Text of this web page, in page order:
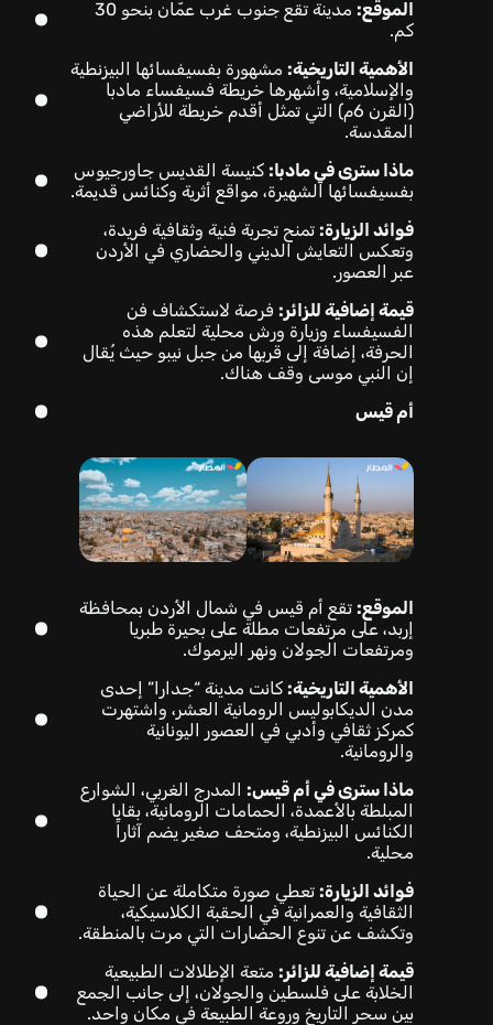
الموقع:
مدينة تقع جنوب غرب عمّان بنحو 30
كم.
الأهمية التاريخية: مشهورة بفسيفسائها البيزنطية
والإسلامية، وأشهرها خريطة فسيفساء مادبا
(القرن 6م) التي تمثل أقدم خريطة للأراضي
المقدسة.
ماذا سترى في مادبا: كنيسة القديس جاورجيوس
بفسيفسائها الشهيرة، مواقع أثرية وكنائس قديمة.
فوائد الزيارة: تمنح تجربة فنية وثقافية فريدة،
وتعكس التعايش الديني والحضاري في الأردن
عبر العصور.
قيمة إضافية للزائر: فرصة لاستكشاف فن
الفسيفساء وزيارة ورش محلية لتعلم هذه
الحرفة، إضافة إلى قربها من جبل نيبو حيث يُقال
إن النبي موسى وقف هناك.
أم قيس
الموقع: تقع أم قيس في شمال الأردن بمحافظة
إربد، على مرتفعات مطلة على بحيرة طبريا
ومرتفعات الجولان ونهر اليرموك.
الأهمية التاريخية: كانت مدينة “جدارا” إحدى
مدن الديكابوليس الرومانية العشر، واشتهرت
كمركز ثقافي وأدبي في العصور اليونانية
والرومانية.
ماذا سترى في أم قيس: المدرج الغربي، الشوارع
المبلطة بالأعمدة، الحمامات الرومانية، بقايا
الكنائس البيزنطية، ومتحف صغير يضم آثاراً
محلية.
فوائد الزيارة: تعطي صورة متكاملة عن الحياة
الثقافية والعمرانية في الحقبة الكلاسيكية،
وتكشف عن تنوع الحضارات التي مرت بالمنطقة.
قيمة إضافية للزائر: متعة الإطلالات الطبيعية
الخلابة على فلسطين والجولان، إلى جانب الجمع
بين سحر التاريخ وروعة الطبيعة في مكان واحد.